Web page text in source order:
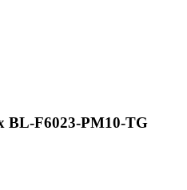
BL-F6023-PM10-TG